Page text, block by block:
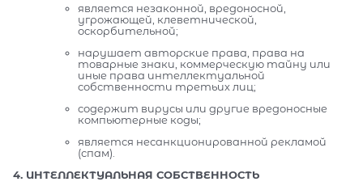
является незаконной, вредоносной,
угрожающей, клеветнической,
оскорбительной;
нарушает авторские права, права на
товарные знаки, коммерческую тайну или
иные права интеллектуальной
собственности третьих лиц;
содержит вирусы или другие вредоносные
компьютерные коды;
является несанкционированной рекламой
(спам).
4. ИНТЕЛЛЕКТУАЛЬНАЯ СОБСТВЕННОСТЬ